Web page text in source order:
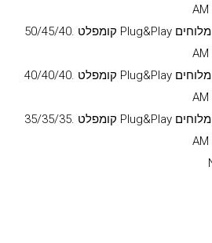
אקווריום מים מלוחים Plug&Play קומפלט .50/45/40
אקווריום מים מלוחים Plug&Play קומפלט .40/40/40
אקווריום מים מלוחים Plug&Play קומפלט .35/35/35